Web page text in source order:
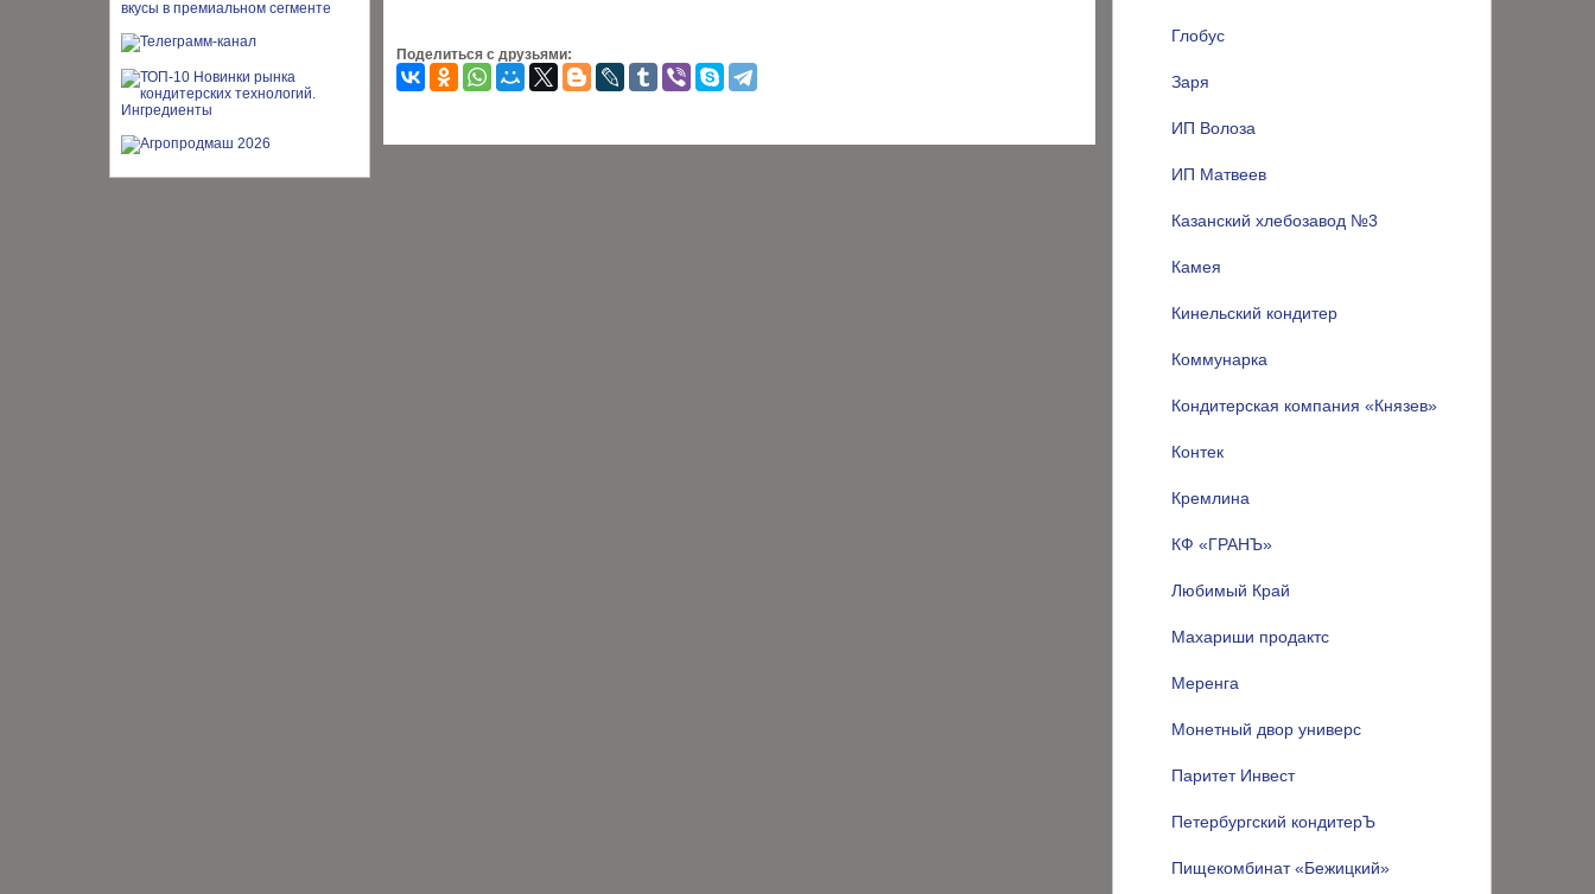
Глобус
Заря
ИП Волоза
ИП Матвеев
Казанский хлебозавод №3
Камея
Кинельский кондитер
Коммунарка
Кондитерская компания «Князев»
Контек
Кремлина
КФ «ГРАНЪ»
Любимый Край
Махариши продактс
Меренга
Монетный двор универс
Паритет Инвест
Петербургский кондитерЪ
Пищекомбинат «Бежицкий»
Поделиться с друзьями: